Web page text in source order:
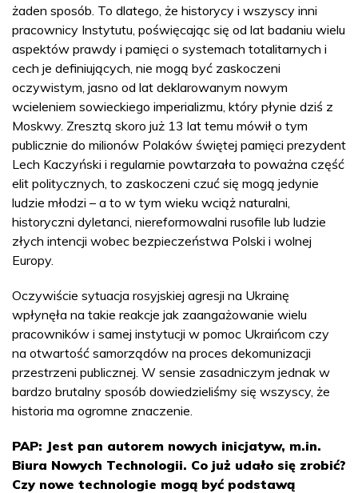
żaden sposób. To dlatego, że historycy i wszyscy inni
pracownicy Instytutu, poświęcając się od lat badaniu wielu
aspektów prawdy i pamięci o systemach totalitarnych i
cech je definiujących, nie mogą być zaskoczeni
oczywistym, jasno od lat deklarowanym nowym
wcieleniem sowieckiego imperializmu, który płynie dziś z
Moskwy. Zresztą skoro już 13 lat temu mówił o tym
publicznie do milionów Polaków świętej pamięci prezydent
Lech Kaczyński i regularnie powtarzała to poważna część
elit politycznych, to zaskoczeni czuć się mogą jedynie
ludzie młodzi – a to w tym wieku wciąż naturalni,
historyczni dyletanci, niereformowalni rusofile lub ludzie
złych intencji wobec bezpieczeństwa Polski i wolnej
Europy.
Oczywiście sytuacja rosyjskiej agresji na Ukrainę
wpłynęła na takie reakcje jak zaangażowanie wielu
pracowników i samej instytucji w pomoc Ukraińcom czy
na otwartość samorządów na proces dekomunizacji
przestrzeni publicznej. W sensie zasadniczym jednak w
bardzo brutalny sposób dowiedzieliśmy się wszyscy, że
historia ma ogromne znaczenie.
PAP: Jest pan autorem nowych inicjatyw, m.in.
Biura Nowych Technologii. Co już udało się zrobić?
Czy nowe technologie mogą być podstawą